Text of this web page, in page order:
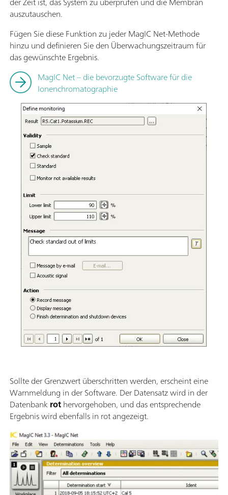
auszutauschen.
Fügen Sie diese Funktion zu jeder MagIC Net-Methode
hinzu und definieren Sie den Überwachungszeitraum für
das gewünschte Ergebnis.
MagIC Net – die bevorzugte Software für die
Ionenchromatographie
Sollte der Grenzwert überschritten werden, erscheint eine
Warnmeldung in der Software. Der Datensatz wird in der
Datenbankrothervorgehoben, und das entsprechende
Ergebnis wird ebenfalls in rot angezeigt.